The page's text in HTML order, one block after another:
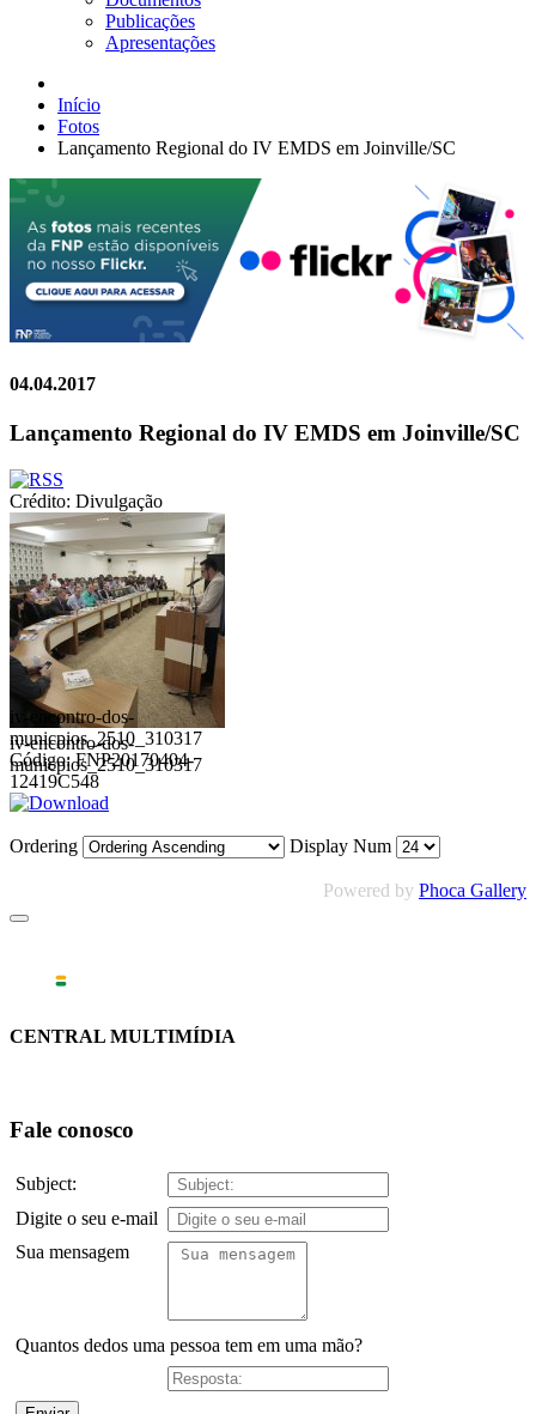
Publicações
Apresentações
Início
Fotos
Lançamento Regional do IV EMDS em Joinville/SC
04.04.2017
Lançamento Regional do IV EMDS em Joinville/SC
Crédito: Divulgação
iv-encontro-dos-
municpios_2510_310317
iv-encontro-dos-
municpios_2510_310317
Código: FNP20170404-
12419C548
Ordering Display Num
Powered by Phoca Gallery
CENTRAL MULTIMÍDIA
Fale conosco
Subject:
Digite o seu e-mail
Sua mensagem
Quantos dedos uma pessoa tem em uma mão?